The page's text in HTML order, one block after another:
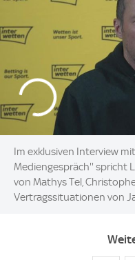
Im exklusiven Interview
Mediengespräch'' spricht
von Mathys Tel,
Vertragssituationen von